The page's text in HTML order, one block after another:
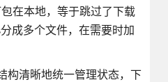
在本地，等于跳过了下载
成多个文件，在需要时加
构清晰地统一管理状态，下